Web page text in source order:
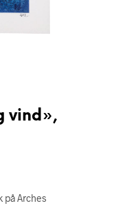
vind»,
Arches